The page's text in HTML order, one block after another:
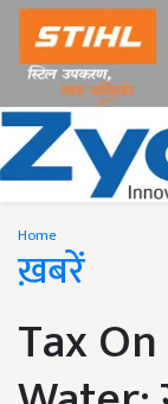
Home
ख़बरें
Tax